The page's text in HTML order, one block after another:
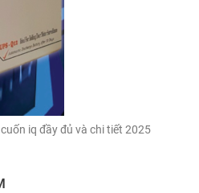
iq đầy đủ và chi tiết 2025